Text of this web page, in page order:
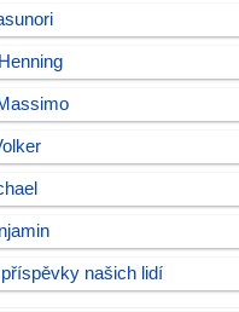
našich lidí